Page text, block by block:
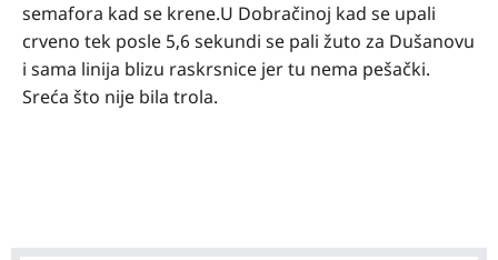
semafora kad se krene.U Dobračinoj kad se upali
crveno tek posle 5,6 sekundi se pali žuto za Dušanovu
i sama linija blizu raskrsnice jer tu nema pešački.
Sreća što nije bila trola.